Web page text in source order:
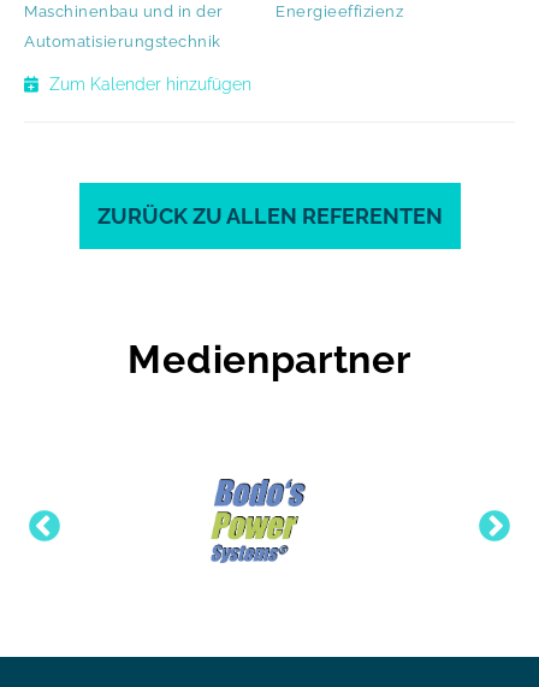
Maschinenbau und in der
Automatisierungstechnik
Energieeffizienz
Zum Kalender hinzufügen
ZURÜCK ZU ALLEN REFERENTEN
Medienpartner